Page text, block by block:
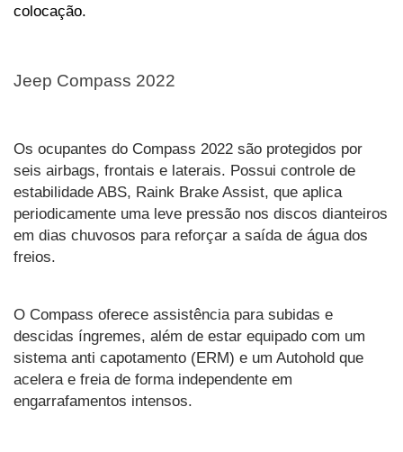
colocação.
Jeep Compass 2022
Os ocupantes do Compass 2022 são protegidos por
seis airbags, frontais e laterais. Possui controle de
estabilidade ABS, Raink Brake Assist, que aplica
periodicamente uma leve pressão nos discos dianteiros
em dias chuvosos para reforçar a saída de água dos
freios.
O Compass oferece assistência para subidas e
descidas íngremes, além de estar equipado com um
sistema anti capotamento (ERM) e um Autohold que
acelera e freia de forma independente em
engarrafamentos intensos.